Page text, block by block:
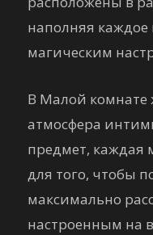
наполняя
магическим
В Малой комнате
атмосфера
предмет, каждая
для того, чтобы
максимально
настроенным на